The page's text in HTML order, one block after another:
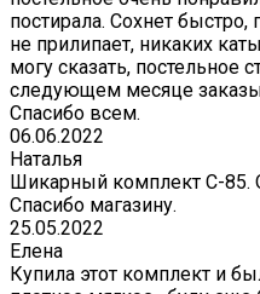
постирала. Сохнет быстро,
не прилипает, никаких
могу сказать, постельное
следующем месяце
Спасибо всем.
06.06.2022
Наталья
Шикарный комплект C-85.
Спасибо магазину.
25.05.2022
Елена
Купила этот комплект и